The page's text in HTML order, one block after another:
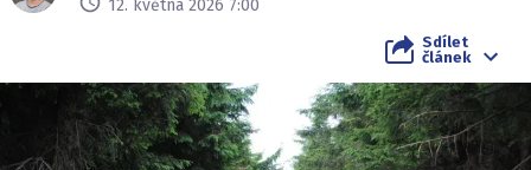
12. května 2026 7:00
Sdílet
článek